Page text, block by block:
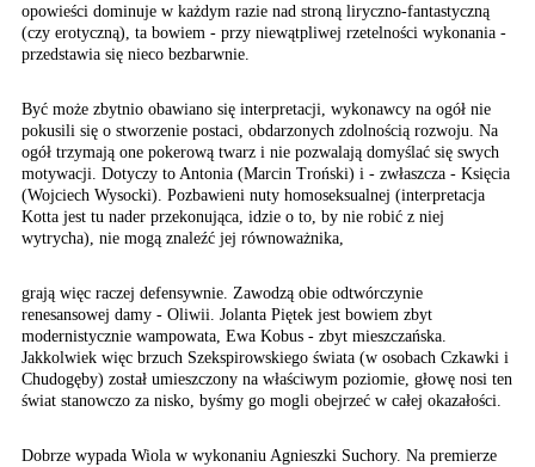
opowieści dominuje w każdym razie nad stroną liryczno-fantastyczną
(czy erotyczną), ta bo­wiem - przy niewątpliwej rzetelności wykona­nia -
przedstawia się nieco bezbarwnie.
Być może zbytnio obawiano się interpretacji, wykonawcy na ogół nie
pokusili się o stworze­nie postaci, obdarzonych zdolnością rozwoju. Na
ogół trzymają one pokerową twarz i nie pozwalają domyślać się swych
motywacji. Do­tyczy to Antonia (Marcin Troński) i - zwłaszcza - Księcia
(Wojciech Wysocki). Pozbawieni nuty homoseksualnej (interpretacja
Kotta jest tu na­der przekonująca, idzie o to, by nie robić z niej
wytrycha), nie mogą znaleźć jej równoważnika,
grają więc raczej defensywnie. Zawodzą obie odtwórczynie
renesansowej damy - Oliwii. Jo­lanta Piętek jest bowiem zbyt
modernistycznie wampowata, Ewa Kobus - zbyt mieszczańska.
Jakkolwiek więc brzuch Szekspirowskiego świata (w osobach Czkawki i
Chudogęby) zo­stał umieszczony na właściwym poziomie, gło­wę nosi ten
świat stanowczo za nisko, byśmy go mogli obejrzeć w całej okazałości.
Dobrze wypada Wiola w wykonaniu Agnieszki Suchory. Na premierze